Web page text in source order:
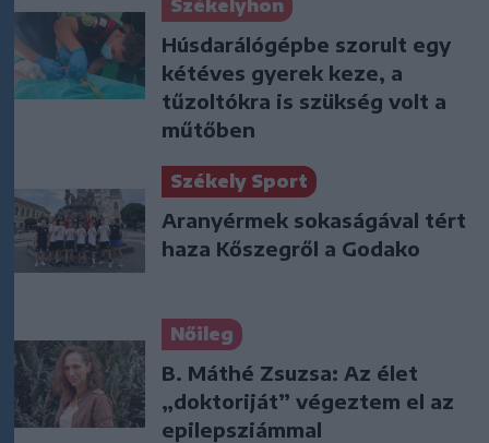
Székelyhon
Húsdarálógépbe szorult egy
kétéves gyerek keze, a
tűzoltókra is szükség volt a
műtőben
Székely Sport
Aranyérmek sokaságával tért
haza Kőszegről a Godako
Nőileg
B. Máthé Zsuzsa: Az élet
„doktoriját” végeztem el az
epilepsziámmal